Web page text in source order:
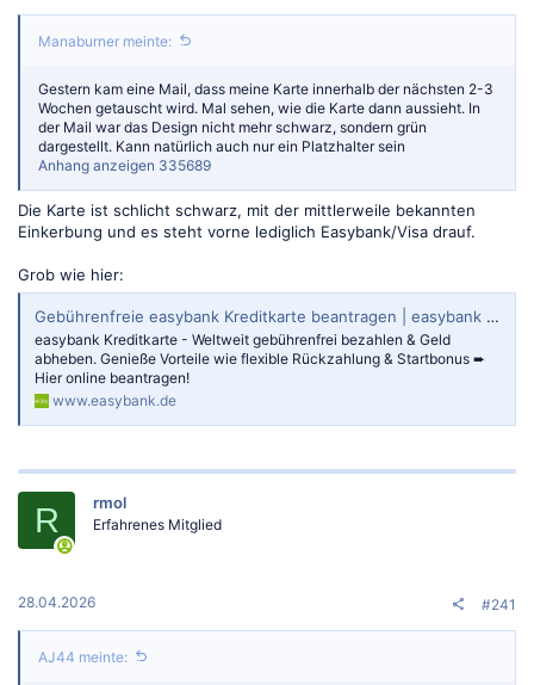
Manaburner meinte:
Gestern kam eine Mail, dass meine Karte innerhalb der nächsten 2-3
Wochen getauscht wird. Mal sehen, wie die Karte dann aussieht. In
der Mail war das Design nicht mehr schwarz, sondern grün
dargestellt. Kann natürlich auch nur ein Platzhalter sein
Anhang anzeigen 335689
Die Karte ist schlicht schwarz, mit der mittlerweile bekannten
Einkerbung und es steht vorne lediglich Easybank/Visa drauf.
Grob wie hier:
Gebührenfreie easybank Kreditkarte beantragen | easybank DE
easybank Kreditkarte - Weltweit gebührenfrei bezahlen & Geld
abheben. Genieße Vorteile wie flexible Rückzahlung & Startbonus ➨
Hier online beantragen!
www.easybank.de
R rmol
Erfahrenes Mitglied
28.04.2026 #241
AJ44 meinte: